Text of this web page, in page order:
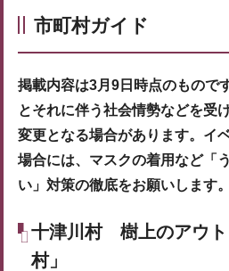
市町村ガイド
掲載内容は3月9日時点のもので
とそれに伴う社会情勢などを受
変更となる場合があります。イ
場合には、マスクの着用など「
い」対策の徹底をお願いします。
十津川村 樹上のアウ
村」